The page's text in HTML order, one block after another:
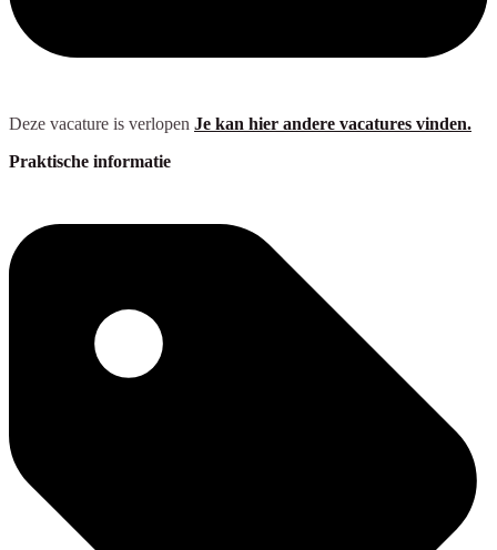
Deze vacature is verlopen Je kan hier andere vacatures vinden.
Praktische informatie